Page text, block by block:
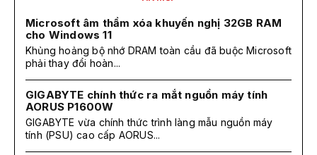
Microsoft âm thầm xóa khuyến nghị 32GB RAM
cho Windows 11
Khủng hoảng bộ nhớ DRAM toàn cầu đã buộc Microsoft
phải thay đổi hoàn...
GIGABYTE chính thức ra mắt nguồn máy tính
AORUS P1600W
GIGABYTE vừa chính thức trình làng mẫu nguồn máy
tính (PSU) cao cấp AORUS...